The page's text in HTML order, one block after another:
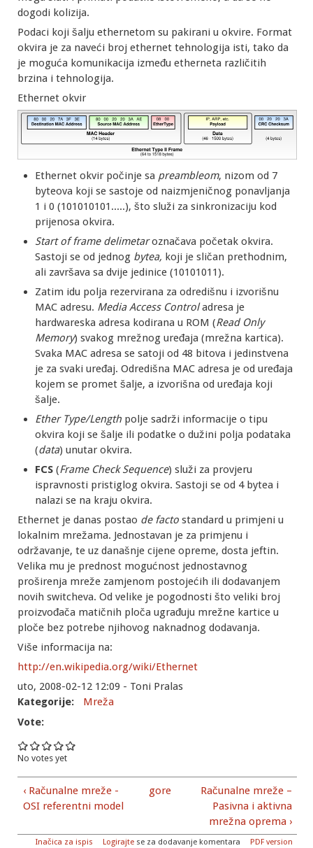
dogodi kolizija.
Podaci koji šalju ethernetom su pakirani u okvire. Format
okvira je za naveći broj ethernet tehnologija isti, tako da
je moguća komunikacija između etherneta različitih
brzina i tehnologija.
Ethernet okvir
Ethernet okvir počinje sa preambleom, nizom od 7
byteova koji se sastoje od naizmjeničnog ponavljanja
1 i 0 (101010101.....), što služi za sinkronizaciju kod
prijenosa okvira.
Start of frame delimetaroznačava početak okvira.
Sastoji se od jednog bytea, koji je sličan prethodnim,
ali završava sa dvije jedinice (10101011).
Zatim idu polja rezervirana za odredišnu i izvorišnu
MAC adresu. Media Access Controladresa je
hardwareska adresa kodirana u ROM (Read Only
Memory) svakog mrežnog uređaja (mrežna kartica).
Svaka MAC adresa se satoji od 48 bitova i jedinstvena
je za svaki uređaj. Odredišna MAC adresa je od uređaja
kojem se promet šalje, a izvorišna od uređaja koji
šalje.
Ether Type/Length polje sadrži informacije o tipu
okvira koji se šalje ili podatke o dužini polja podataka
(data) unutar okvira.
FCS (Frame Check Sequence) služi za provjeru
ispravnosti pristiglog okvira. Sastoji se od 4 bytea i
nalazi se na kraju okvira.
Ethernet je danas postao de facto standard u primjeni u
lokalnim mrežama. Jednostavan je za primjenu i
održavanje, te uz današnje cijene opreme, dosta jeftin.
Velika mu je prednost mogućnost jednostavnog
proširenja mreže zamjenom postojećih ili dodavanjem
novih switcheva. Od velike je pogodnosti što veliki broj
proizvođača matičnih ploča ugrađuju mrežne kartice u
ploče bez potrebe njihovog naknadnog dodavanja.
Više informacija na:
http://en.wikipedia.org/wiki/Ethernet
uto, 2008-02-12 12:09 - Toni Pralas
Kategorije:
Mreža
Vote:
No votes yet
‹ Računalne mreže -
OSI referentni model
gore
Računalne mreže –
Pasivna i aktivna
mrežna oprema ›
Inačica za ispis Logirajte se za dodavanje komentara PDF version